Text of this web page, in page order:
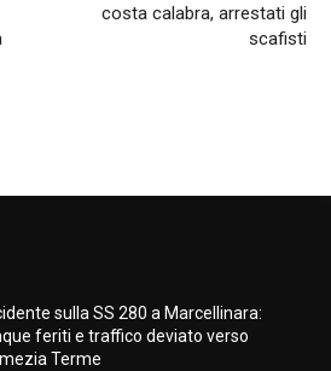
costa calabra, arrestati gli
scafisti
sulla SS 280 a Marcellinara:
feriti e traffico deviato verso
Terme